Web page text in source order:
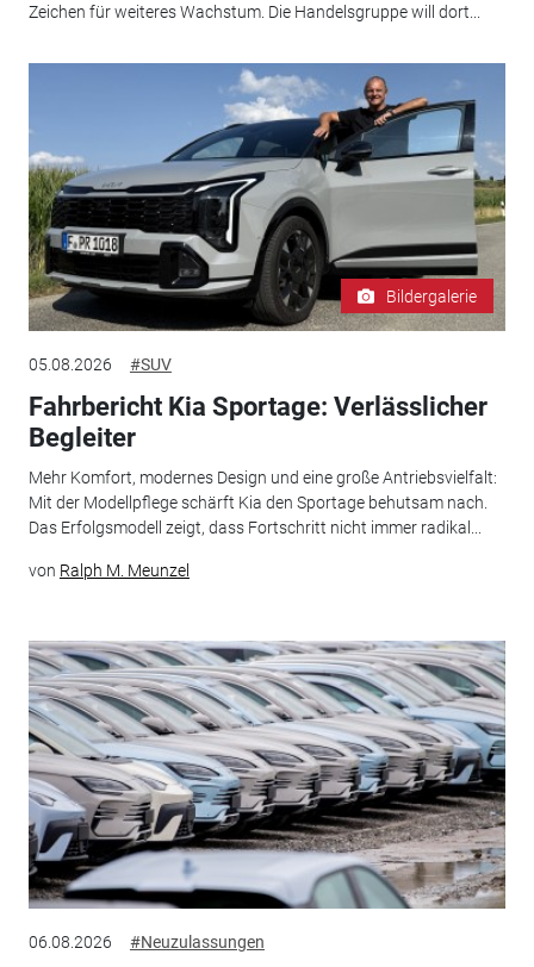
Zeichen für weiteres Wachstum. Die Handelsgruppe will dort...
Bildergalerie
05.08.2026 #SUV
Fahrbericht Kia Sportage: Verlässlicher
Begleiter
Mehr Komfort, modernes Design und eine große Antriebsvielfalt:
Mit der Modellpflege schärft Kia den Sportage behutsam nach.
Das Erfolgsmodell zeigt, dass Fortschritt nicht immer radikal...
von Ralph M. Meunzel
06.08.2026 #Neuzulassungen